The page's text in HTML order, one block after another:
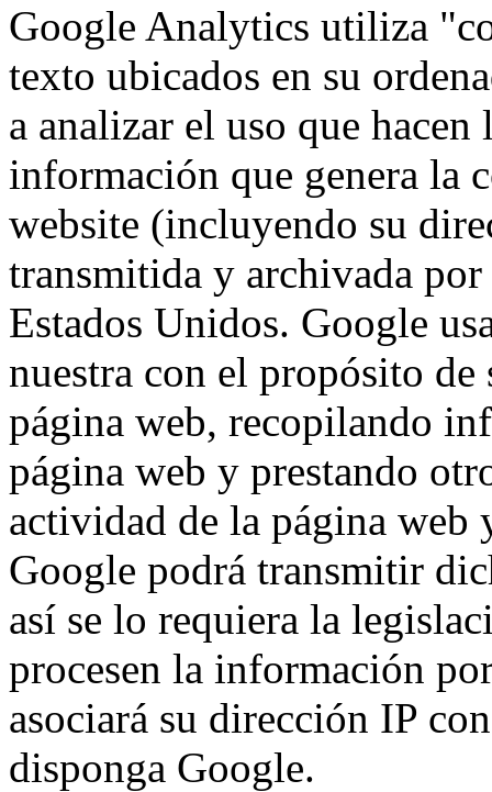
Google Analytics utiliza
texto ubicados en su
a analizar el uso que
información que genera la
website (incluyendo su
transmitida y archivada
Estados Unidos. Google
nuestra con el propósito
página web, recopilando
página web y prestando
actividad de la página web
Google podrá transmitir
así se lo requiera la
procesen la información
asociará su dirección IP
disponga Google.